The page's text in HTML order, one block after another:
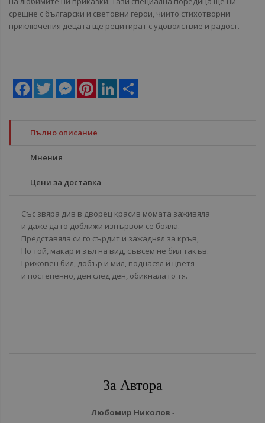
срещне с български и световни герои, чиито стихотворни
приключения децата ще рецитират с удоволствие и радост.
Facebook
Twitter MessengerPinterestLinkedIn
Пълно описание
Мнения
Цени за доставка
Със звяра див в дворец красив момата заживяла
и даже да го доближи изпървом се бояла.
Представяла си го сърдит и зажаднял за кръв,
Но той, макар и зъл на вид, съвсем не бил такъв.
Грижовен бил, добър и мил, поднасял й цветя
и постепенно, ден след ден, обикнала го тя.
За Автора
Любомир Николов -